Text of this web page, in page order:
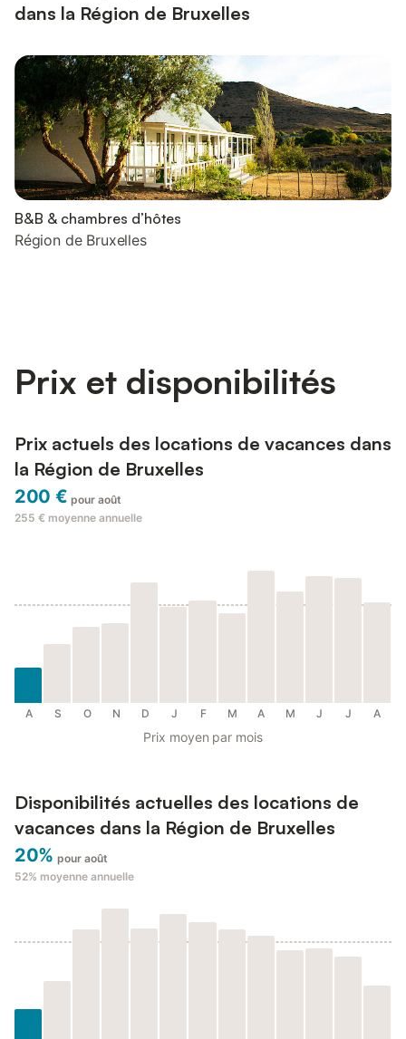
dans la Région de Bruxelles
B&B & chambres d’hôtes
Région de Bruxelles
Prix et disponibilités
Prix actuels des locations de vacances dans
la Région de Bruxelles
200 € pour août
255 € moyenne annuelle
A S O N D J F M A M J J A
Prix moyen par mois
Disponibilités actuelles des locations de
vacances dans la Région de Bruxelles
20% pour août
52% moyenne annuelle